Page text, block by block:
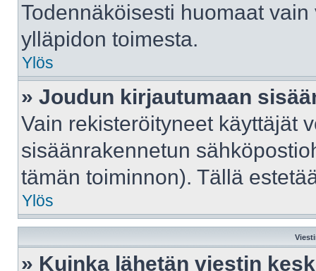
Todennäköisesti huomaat
ylläpidon toimesta.
Ylös
» Joudun kirjautumaan
Vain rekisteröityneet käyttäjät
sisäänrakennetun
tämän toiminnon). Tällä
Ylös
» Kuinka lähetän viestin